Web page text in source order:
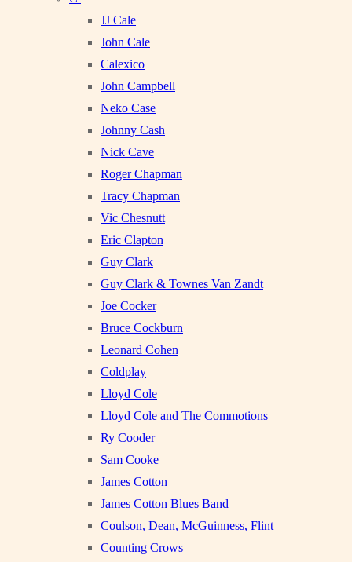
JJ Cale
John Cale
Calexico
John Campbell
Neko Case
Johnny Cash
Nick Cave
Roger Chapman
Tracy Chapman
Vic Chesnutt
Eric Clapton
Guy Clark
Guy Clark & Townes Van Zandt
Joe Cocker
Bruce Cockburn
Leonard Cohen
Coldplay
Lloyd Cole
Lloyd Cole and The Commotions
Ry Cooder
Sam Cooke
James Cotton
James Cotton Blues Band
Coulson, Dean, McGuinness, Flint
Counting Crows